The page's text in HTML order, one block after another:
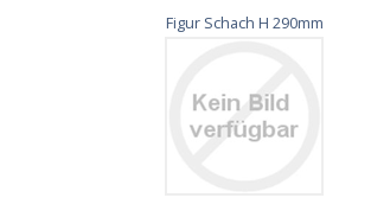
Figur Schach H 290mm